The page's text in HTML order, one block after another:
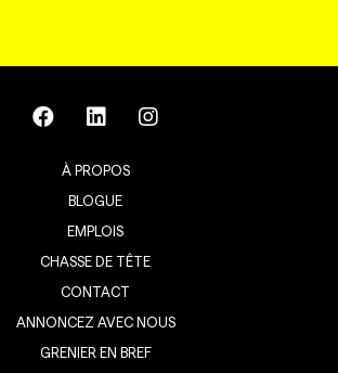
À PROPOS
BLOGUE
EMPLOIS
CHASSE DE TÊTE
CONTACT
ANNONCEZ AVEC NOUS
GRENIER EN BREF